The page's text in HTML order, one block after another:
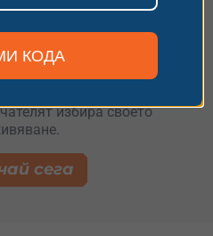
ще се хареса
?
избира своето
сега
КОДА